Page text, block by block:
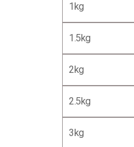
1kg
1.5kg
2kg
2.5kg
3kg